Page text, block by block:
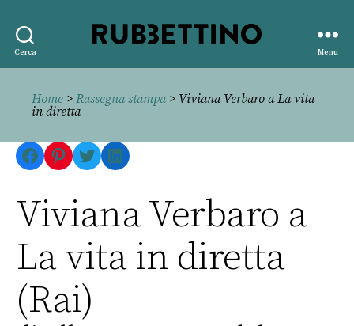
Cerca
editore
Menu
Home > Rassegna stampa> Viviana Verbaro a La vita
in diretta
Facebook
Pinterest
TwitterLinkedIn
Viviana Verbaro a
La vita in diretta
(Rai)